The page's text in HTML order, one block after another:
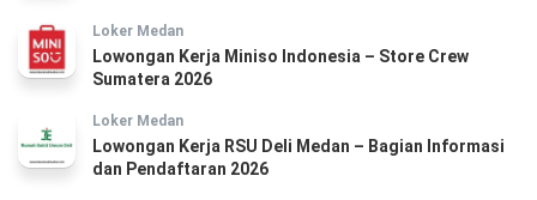
Loker Medan
Lowongan Kerja Miniso Indonesia – Store Crew
Sumatera 2026
Loker Medan
Lowongan Kerja RSU Deli Medan – Bagian Informasi
dan Pendaftaran 2026